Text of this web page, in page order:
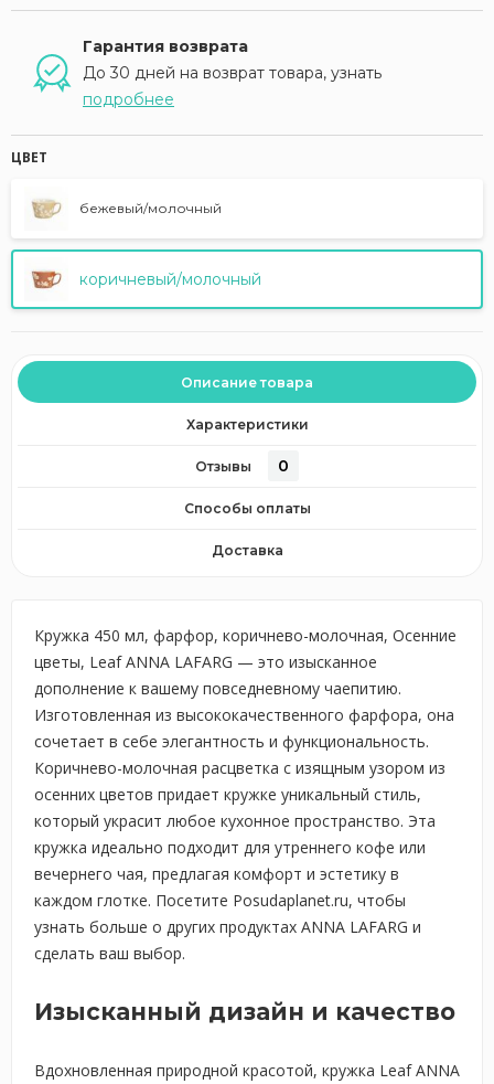
Гарантия возврата
До 30 дней на возврат товара, узнать
подробнее
ЦВЕТ
бежевый/молочный
коричневый/молочный
Описание товара
Характеристики
Отзывы 0
Способы оплаты
Доставка
Кружка 450 мл, фарфор, коричнево-молочная, Осенние
цветы, Leaf ANNA LAFARG — это изысканное
дополнение к вашему повседневному чаепитию.
Изготовленная из высококачественного фарфора, она
сочетает в себе элегантность и функциональность.
Коричнево-молочная расцветка с изящным узором из
осенних цветов придает кружке уникальный стиль,
который украсит любое кухонное пространство. Эта
кружка идеально подходит для утреннего кофе или
вечернего чая, предлагая комфорт и эстетику в
каждом глотке. Посетите Posudaplanet.ru, чтобы
узнать больше о других продуктах ANNA LAFARG и
сделать ваш выбор.
Изысканный дизайн и качество
Вдохновленная природной красотой, кружка Leaf ANNA